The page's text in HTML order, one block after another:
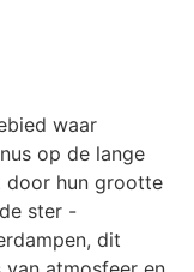
waar
op de lange
door hun grootte
ster -
dit